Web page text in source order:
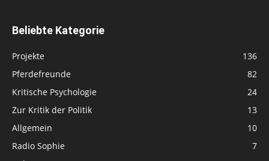
Beliebte Kategorie
Projekte
136
Pferdefreunde
82
Kritische Psychologie
24
Zur Kritik der Politik
13
Allgemein
10
Radio Sophie
7